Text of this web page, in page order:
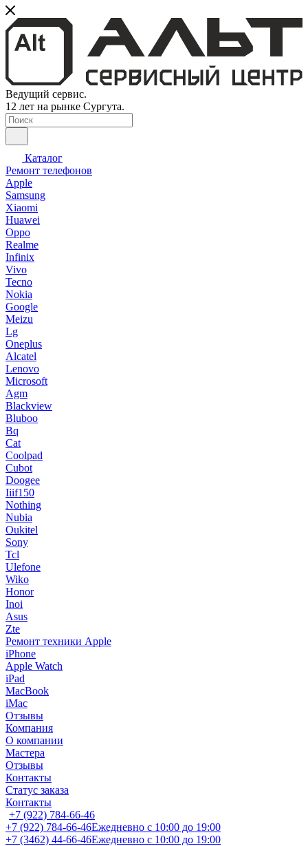
Ведущий сервис.
12 лет на рынке Сургута.
Каталог
Ремонт телефонов
Apple
Samsung
Xiaomi
Huawei
Oppo
Realme
Infinix
Vivo
Tecno
Nokia
Google
Meizu
Lg
Oneplus
Alcatel
Lenovo
Microsoft
Agm
Blackview
Bluboo
Bq
Cat
Coolpad
Cubot
Doogee
Iiif150
Nothing
Nubia
Oukitel
Sony
Tcl
Ulefone
Wiko
Honor
Inoi
Asus
Zte
Ремонт техники Apple
iPhone
Apple Watch
iPad
MacBook
iMac
Отзывы
Компания
О компании
Мастера
Отзывы
Контакты
Статус заказа
Контакты
+7 (922) 784-66-46
+7 (922) 784-66-46Ежедневно с 10:00 до 19:00
+7 (3462) 44-66-46Ежедневно с 10:00 до 19:00